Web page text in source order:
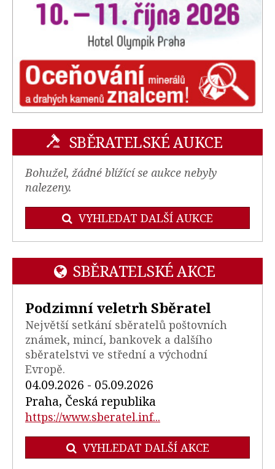
SBĚRATELSKÉ AUKCE
Bohužel, žádné blížící se aukce nebyly
nalezeny.
VYHLEDAT DALŠÍ AUKCE
SBĚRATELSKÉ AKCE
Podzimní veletrh Sběratel
Největší setkání sběratelů poštovních
známek, mincí, bankovek a dalšího
sběratelstvi ve střední a východní
Evropě.
04.09.2026 - 05.09.2026
Praha, Česká republika
https://www.sberatel.inf...
VYHLEDAT DALŠÍ AKCE